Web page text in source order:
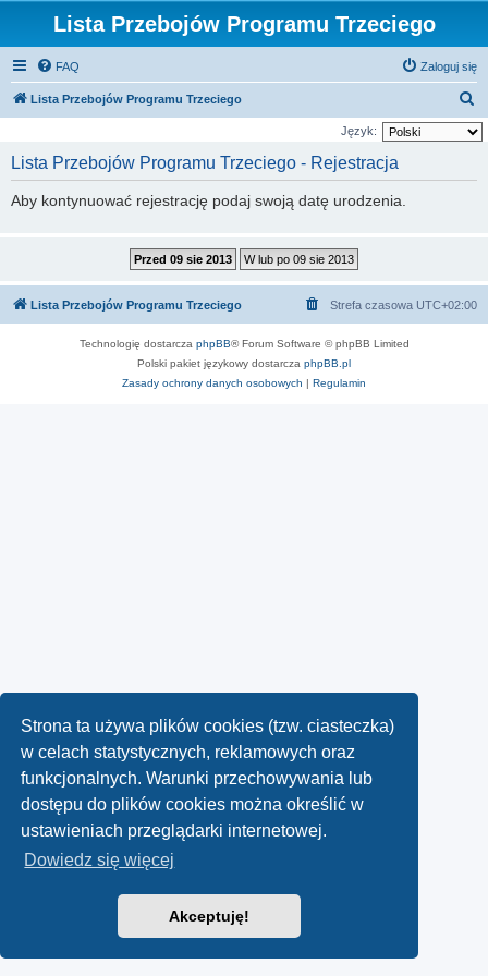
Strona ta używa plików cookies (tzw. ciasteczka)
w celach statystycznych, reklamowych oraz
funkcjonalnych. Warunki przechowywania lub
dostępu do plików cookies można określić w
ustawieniach przeglądarki internetowej.
Dowiedz się więcej
Akceptuję!
Lista Przebojów Programu Trzeciego
FAQ Zaloguj się
Lista Przebojów Programu Trzeciego
z
Język:
Lista Przebojów Programu Trzeciego - Rejestracja
Aby kontynuować rejestrację podaj swoją datę urodzenia.
Lista Przebojów Programu Trzeciego Strefa czasowa UTC+02:00
Technologię dostarcza phpBB® Forum Software © phpBB Limited
Polski pakiet językowy dostarcza phpBB.pl
Zasady ochrony danych osobowych
Regulamin